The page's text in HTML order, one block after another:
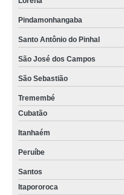
Pindamonhangaba
Santo Antônio do Pinhal
São José dos Campos
São Sebastião
Tremembé
Cubatão
Itanhaém
Peruíbe
Santos
Itapororoca